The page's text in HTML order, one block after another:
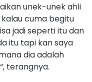
unek-unek ahli
cuma begitu
jadi seperti itu dan
itu tapi kan saya
dia adalah
terangnya.